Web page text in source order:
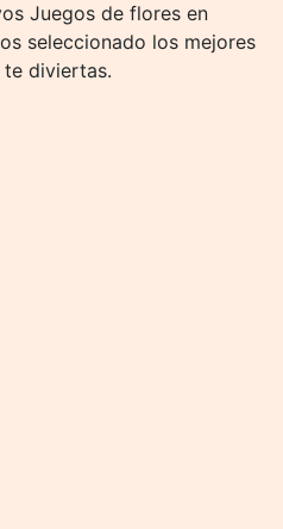
Juegos de flores en
seleccionado los mejores
diviertas.